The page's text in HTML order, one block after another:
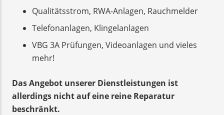
Qualitätsstrom, RWA-Anlagen, Rauchmelder
Telefonanlagen, Klingelanlagen
VBG 3A Prüfungen, Videoanlagen und vieles
mehr!
Das Angebot unserer Dienstleistungen ist
allerdings nicht auf eine reine Reparatur
beschränkt.